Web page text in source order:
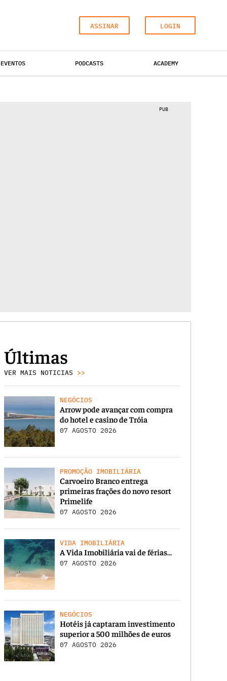
ASSINAR LOGIN
EVENTOS PODCASTS ACADEMY
PUB
Últimas
VER MAIS NOTICIAS >>
NEGÓCIOS
Arrow pode avançar com compra
do hotel e casino de Tróia
07 AGOSTO 2026
PROMOÇÃO IMOBILIÁRIA
Carvoeiro Branco entrega
primeiras frações do novo resort
Primelife
07 AGOSTO 2026
VIDA IMOBILIÁRIA
A Vida Imobiliária vai de férias…
07 AGOSTO 2026
NEGÓCIOS
Hotéis já captaram investimento
superior a 500 milhões de euros
07 AGOSTO 2026